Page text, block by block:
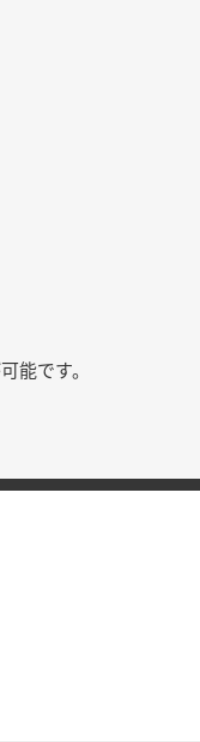
能です。